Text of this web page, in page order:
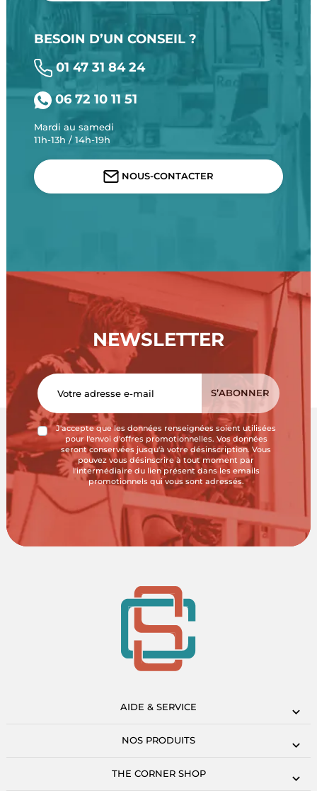
BESOIN D’UN CONSEIL ?
01 47 31 84 24
06 72 10 11 51
Mardi au samedi
11h-13h / 14h-19h
NOUS-CONTACTER
NEWSLETTER
J'accepte que les données renseignées soient utilisées
pour l'envoi d'offres promotionnelles. Vos données
seront conservées jusqu'à votre désinscription. Vous
pouvez vous désinscrire à tout moment par
l'intermédiaire du lien présent dans les emails
promotionnels qui vous sont adressés.
AIDE & SERVICE
NOS PRODUITS
THE CORNER SHOP